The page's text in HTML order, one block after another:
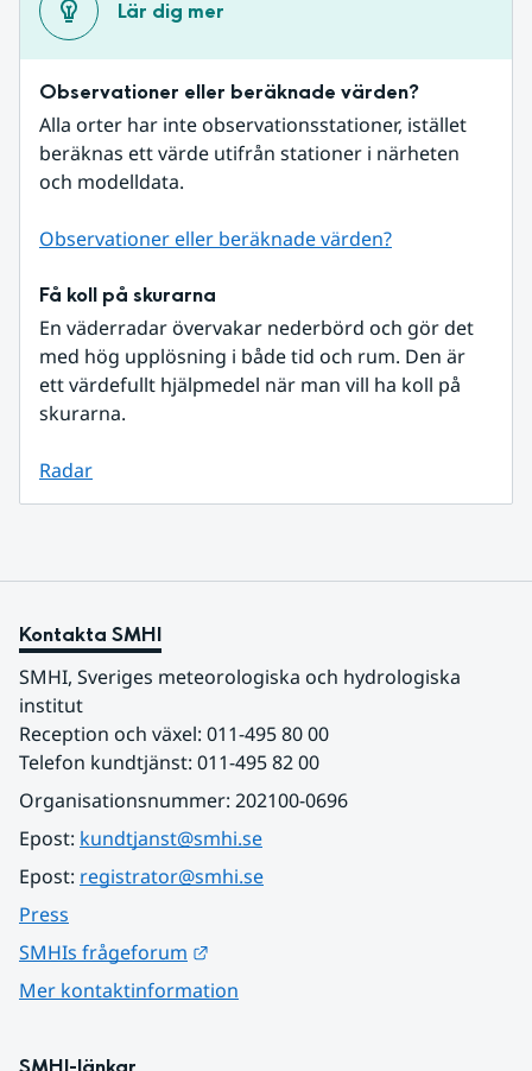
Lär dig mer
Observationer eller beräknade värden?
Alla orter har inte observationsstationer, istället
beräknas ett värde utifrån stationer i närheten
och modelldata.
Observationer eller beräknade värden?
Få koll på skurarna
En väderradar övervakar nederbörd och gör det
med hög upplösning i både tid och rum. Den är
ett värdefullt hjälpmedel när man vill ha koll på
skurarna.
Radar
Kontakta SMHI
SMHI, Sveriges meteorologiska och hydrologiska
institut
Reception och växel: 011-495 80 00
Telefon kundtjänst: 011-495 82 00
Organisationsnummer: 202100-0696
Epost: kundtjanst@smhi.se
Epost: registrator@smhi.se
Press
SMHIs frågeforum
Mer kontaktinformation